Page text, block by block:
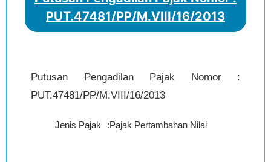
PUT.47481/PP/M.VIII/16/2013
Putusan Pengadilan Pajak Nomor :
PUT.47481/PP/M.VIII/16/2013
Jenis Pajak :Pajak Pertambahan Nilai